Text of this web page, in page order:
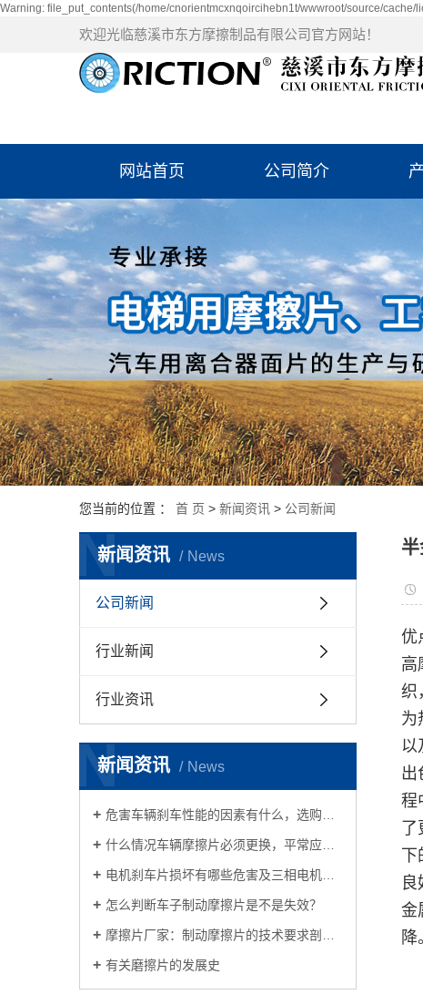
Warning: file_put_contents(/home/cnorientmcxnqoircihebn1t/wwwroot/source/
欢迎光临慈溪市东方摩擦制品有限公司官方网站！
网站首页 公司简介
您当前的位置 ： 首 页 > 新闻资讯 > 公司新闻
新闻资讯 News
N
公司新闻
行业新闻
行业资讯
新闻资讯 News
N
危害车辆刹车性能的因素有什么，选购摩擦片时必须考虑到哪些？
什么情况车辆摩擦片必须更换，平常应当怎样保养？
电机刹车片损坏有哪些危害及三相电机刹车方法及接线方法共享
怎么判断车子制动摩擦片是不是失效？
摩擦片厂家：制动摩擦片的技术要求剖析车子摩擦片的养护方式
有关磨擦片的发展史
优
高
织
为
以
出
程
金